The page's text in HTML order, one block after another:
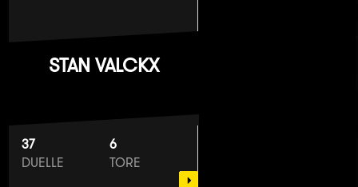
STAN VALCKX
37
DUELLE
6
TORE